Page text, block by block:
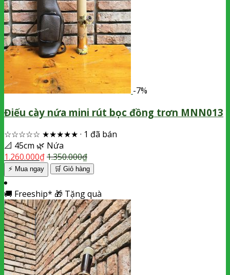
-7%
Điếu cày nứa mini rút bọc đồng trơn MNN013
☆☆☆☆☆ ★★★★★ · 1 đã bán
📐 45cm 🌿 Nứa
1.260.000₫1.350.000₫
⚡ Mua ngay 🛒 Giỏ hàng
🚚 Freeship* 🎁 Tặng quà